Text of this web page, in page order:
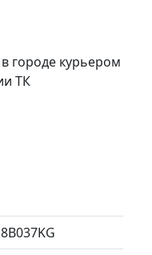
городе курьером
ТК